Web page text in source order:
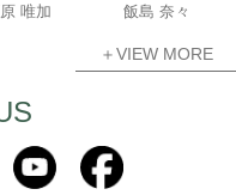
唯加 飯島 奈々
＋VIEW MORE